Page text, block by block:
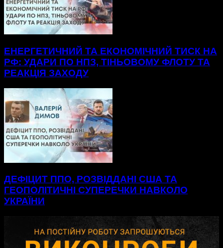
ЕНЕРГЕТИЧНИЙ ТА ЕКОНОМІЧНИЙ ТИСК НА
РФ: УДАРИ ПО НПЗ, ТІНЬОВОМУ ФЛОТУ ТА
РЕАКЦІЯ ЗАХОДУ
ДЕФІЦИТ ППО, РОЗВІДДАНІ США ТА
ГЕОПОЛІТИЧНІ СУПЕРЕЧКИ НАВКОЛО
УКРАЇНИ